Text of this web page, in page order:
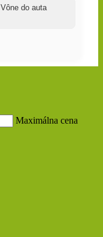
Vône do auta
Maximálna cena